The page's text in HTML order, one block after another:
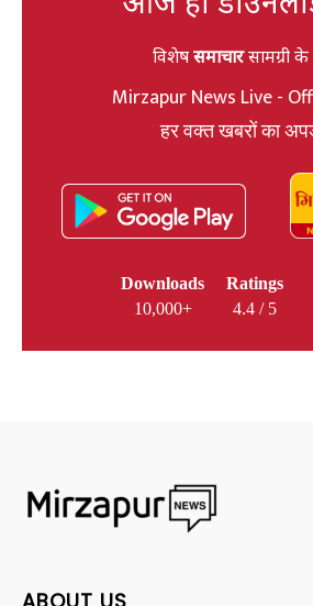
विशेषसमाचारसामग्री
Mirzapur News Live -
हर वक्त खबरों का
Downloads
10,000+
Ratings
4.4 / 5